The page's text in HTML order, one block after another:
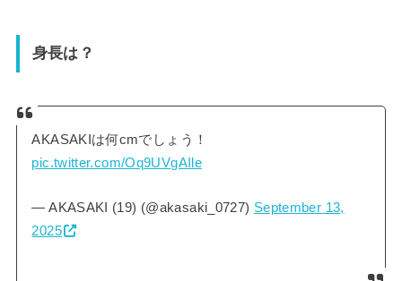
身長は？
AKASAKIは何cmでしょう！
pic.twitter.com/Oq9UVgAIle
— AKASAKI (19) (@akasaki_0727) September 13,
2025